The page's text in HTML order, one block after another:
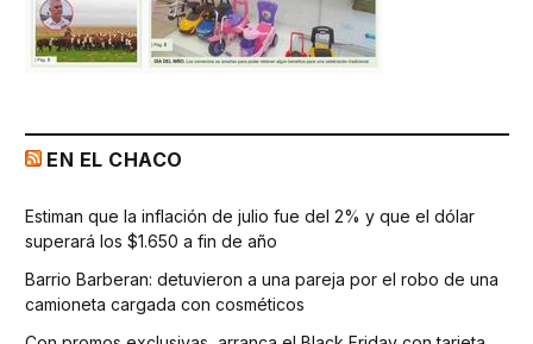
EN EL CHACO
Estiman que la inflación de julio fue del 2% y que el dólar
superará los $1.650 a fin de año
Barrio Barberan: detuvieron a una pareja por el robo de una
camioneta cargada con cosméticos